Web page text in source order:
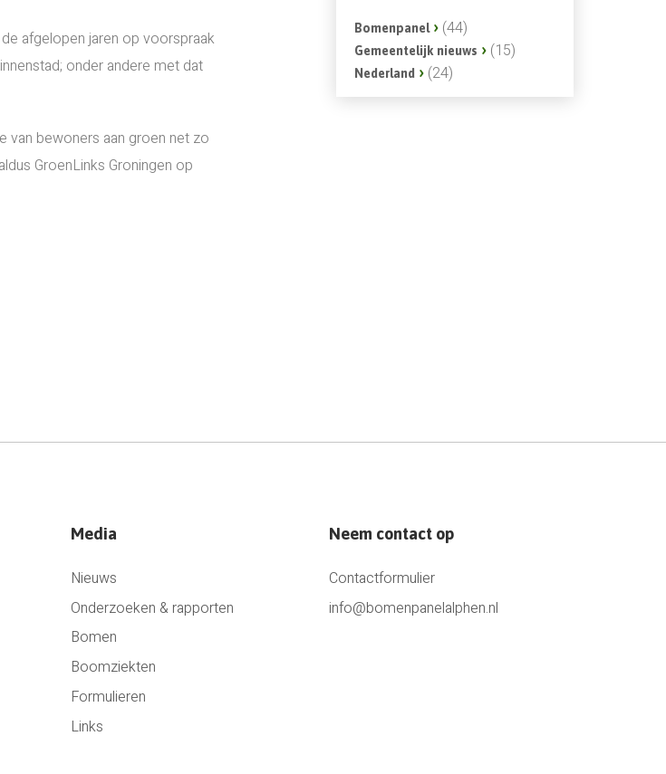
afgelopen jaren op voorspraak
onder andere met dat
van bewoners aan groen net zo
GroenLinks Groningen op
Bomenpanel (44)
Gemeentelijk nieuws (15)
Nederland (24)
Media
Nieuws
Onderzoeken & rapporten
Bomen
Boomziekten
Formulieren
Links
Neem contact op
Contactformulier
info@bomenpanelalphen.nl